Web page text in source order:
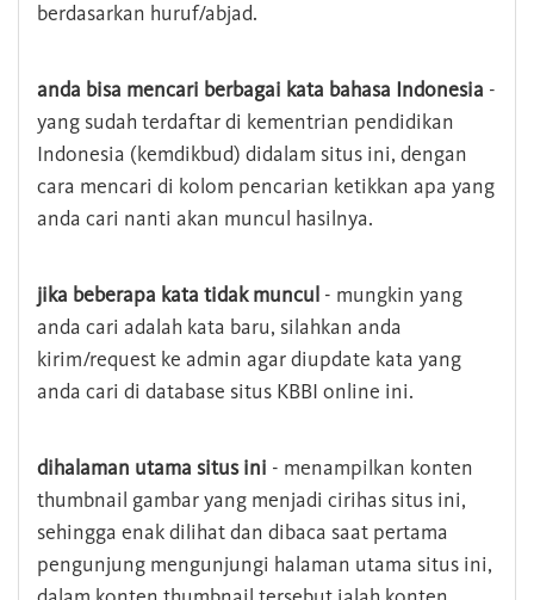
berdasarkan huruf/abjad.
anda bisa mencari berbagai kata bahasa Indonesia -
yang sudah terdaftar di kementrian pendidikan
Indonesia (kemdikbud) didalam situs ini, dengan
cara mencari di kolom pencarian ketikkan apa yang
anda cari nanti akan muncul hasilnya.
jika beberapa kata tidak muncul - mungkin yang
anda cari adalah kata baru, silahkan anda
kirim/request ke admin agar diupdate kata yang
anda cari di database situs KBBI online ini.
dihalaman utama situs ini - menampilkan konten
thumbnail gambar yang menjadi cirihas situs ini,
sehingga enak dilihat dan dibaca saat pertama
pengunjung mengunjungi halaman utama situs ini,